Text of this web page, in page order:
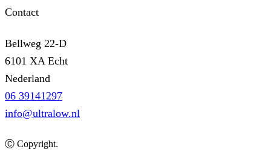
Contact
Bellweg 22-D
6101 XA Echt
Nederland
06 39141297
info@ultralow.nl
Ⓒ Copyright.